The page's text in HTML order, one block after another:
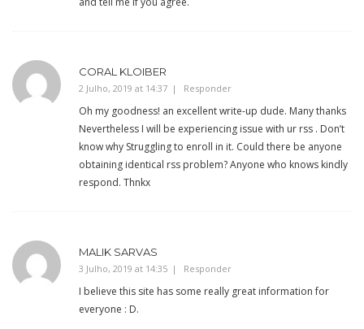
CORAL KLOIBER
2 Julho, 2019 at 14:37 Responder
Oh my goodness! an excellent write-up dude. Many thanks
Nevertheless I will be experiencing issue with ur rss . Don’t
know why Struggling to enroll in it. Could there be anyone
obtaining identical rss problem? Anyone who knows kindly
respond. Thnkx
MALIK SARVAS
3 Julho, 2019 at 14:35 Responder
I believe this site has some really great information for
everyone : D.